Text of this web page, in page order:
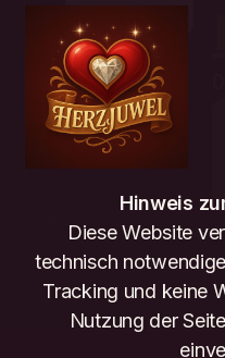
Hinweis
Diese Website
technisch
Tracking und keine
Nutzung der